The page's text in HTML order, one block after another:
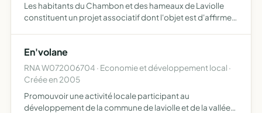
Les habitants du Chambon et des hameaux de Laviolle
constituent un projet associatif dont l'objet est d'affirmer
En'volane
RNA W072006704 · Economie et développement local ·
Créée en 2005
Promouvoir une activité locale participant au
développement de la commune de laviolle et de la vallée